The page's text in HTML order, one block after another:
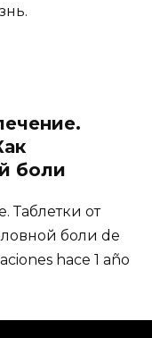
боли
Таблетки от
боли de
hace 1 año